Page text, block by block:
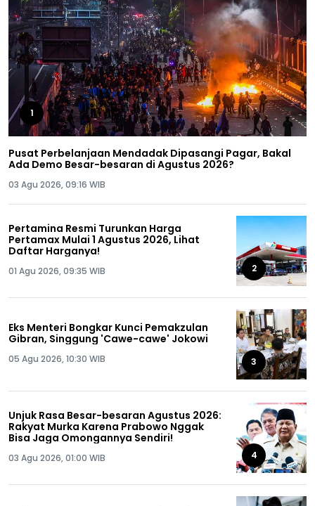
1
Pusat Perbelanjaan Mendadak Dipasangi Pagar, Bakal
Ada Demo Besar-besaran di Agustus 2026?
03 Agu 2026, 09:16 WIB
Pertamina Resmi Turunkan Harga
Pertamax Mulai 1 Agustus 2026, Lihat
Daftar Harganya!
01 Agu 2026, 09:35 WIB 2
Eks Menteri Bongkar Kunci Pemakzulan
Gibran, Singgung 'Cawe-cawe' Jokowi
05 Agu 2026, 10:30 WIB 3
Unjuk Rasa Besar-besaran Agustus 2026:
Rakyat Murka Karena Prabowo Nggak
Bisa Jaga Omongannya Sendiri!
03 Agu 2026, 01:00 WIB 4